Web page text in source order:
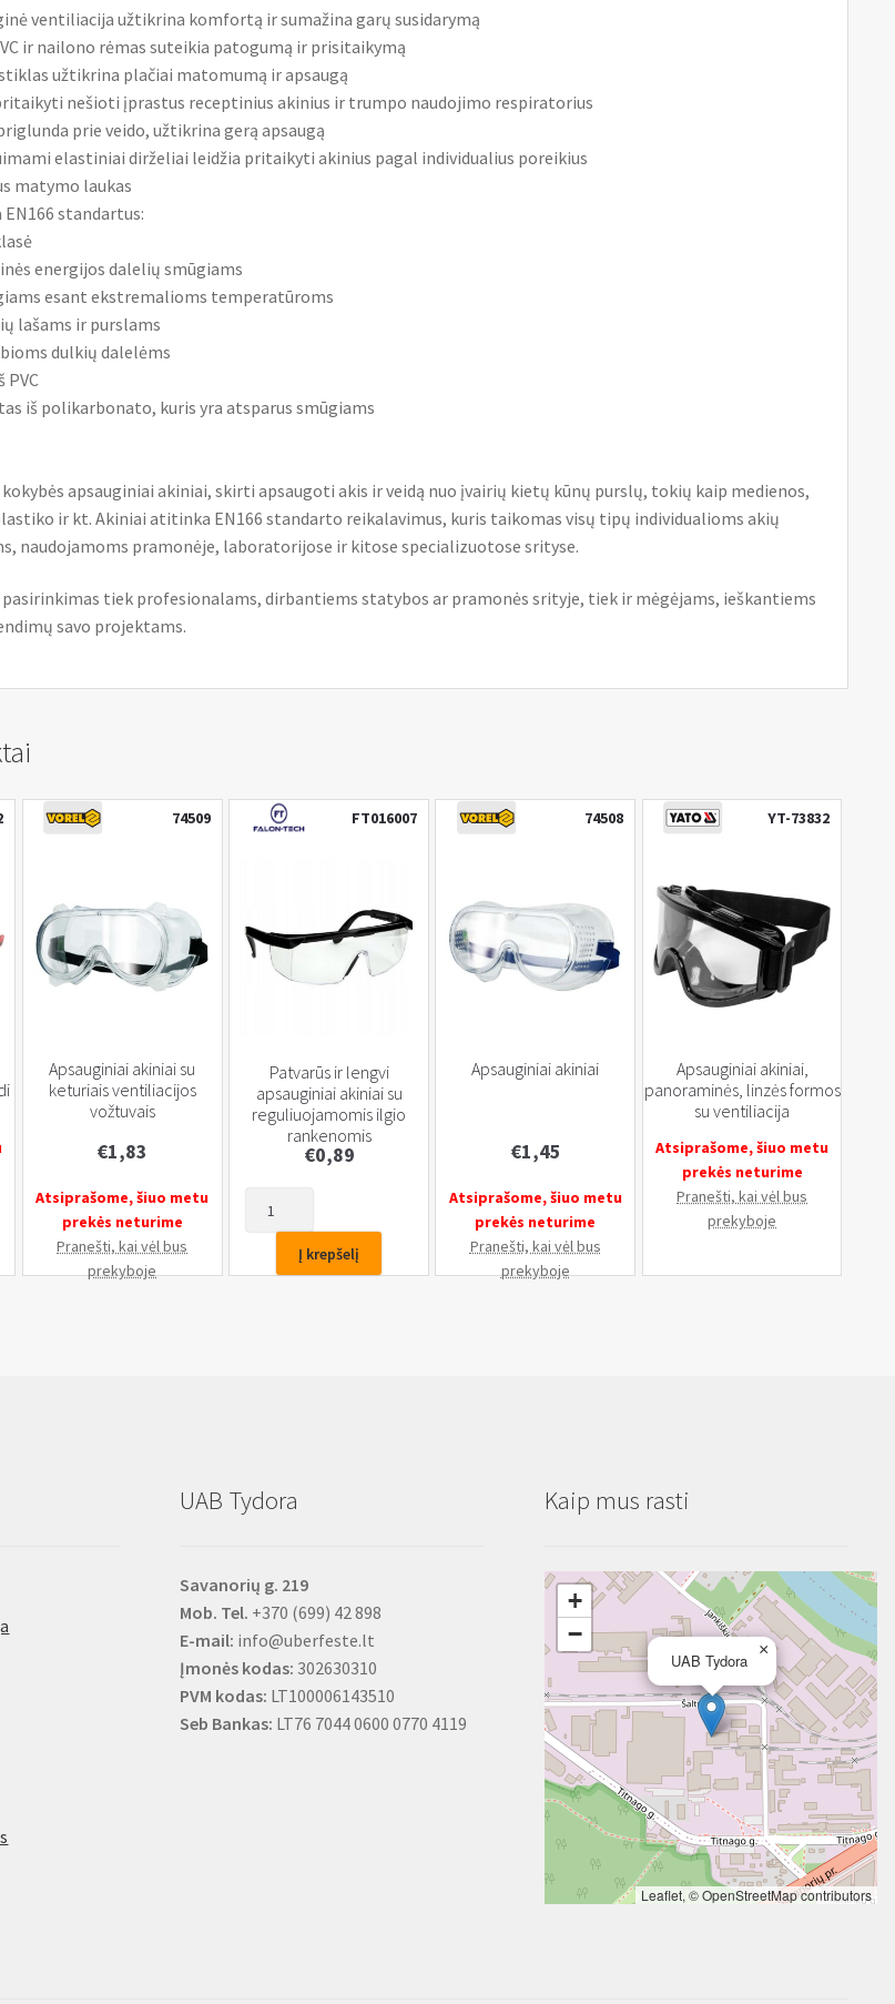
ventiliacija užtikrina komfortą ir sumažina garų susidarymą
ir nailono rėmas suteikia patogumą ir prisitaikymą
užtikrina plačiai matomumą ir apsaugą
nešioti įprastus receptinius akinius ir trumpo naudojimo respiratorius
prie veido, užtikrina gerą apsaugą
elastiniai dirželiai leidžia pritaikyti akinius pagal individualius poreikius
matymo laukas
standartus:
energijos dalelių smūgiams
esant ekstremalioms temperatūroms
lašams ir purslams
dulkių dalelėms
PVC
iš polikarbonato, kuris yra atsparus smūgiams
kokybės apsauginiai akiniai, skirti apsaugoti akis ir veidą nuo įvairių kietų kūnų purslų, tokių kaip medienos,
ir kt. Akiniai atitinka EN166 standarto reikalavimus, kuris taikomas visų tipų individualioms akių
naudojamoms pramonėje, laboratorijose ir kitose specializuotose srityse.
pasirinkimas tiek profesionalams, dirbantiems statybos ar pramonės srityje, tiek ir mėgėjams, ieškantiems
savo projektams.
74509
Apsauginiai akiniai su
keturiais ventiliacijos
vožtuvais
€1,83
Atsiprašome, šiuo metu
prekės neturime
Pranešti, kai vėl bus
prekyboje
FT016007
Patvarūs ir lengvi
apsauginiai akiniai su
reguliuojamomis ilgio
rankenomis
€0,89
Patvarūs
ir
Į krepšelį
74508
Apsauginiai akiniai
€1,45
Atsiprašome, šiuo metu
prekės neturime
Pranešti, kai vėl bus
prekyboje
YT-73832
Apsauginiai akiniai,
panoraminės, linzės formos
su ventiliacija
Atsiprašome, šiuo metu
prekės neturime
Pranešti, kai vėl bus
prekyboje
UAB Tydora
Savanorių g. 219
Mob. Tel. +370 (699) 42 898
E-mail: info@uberfeste.lt
Įmonės kodas: 302630310
PVM kodas: LT100006143510
Seb Bankas: LT76 7044 0600 0770 4119
Kaip mus rasti
UAB Tydora
×
+
−
Leaflet, ©OpenStreetMapcontributors